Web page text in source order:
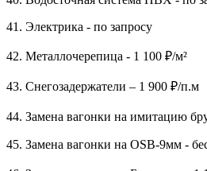
41. Электрика - по запросу
42. Металлочерепица - 1 100 ₽/м²
43. Снегозадержатели – 1 900 ₽/п.м
44. Замена вагонки на имитацию
45. Замена вагонки на OSB-9мм -